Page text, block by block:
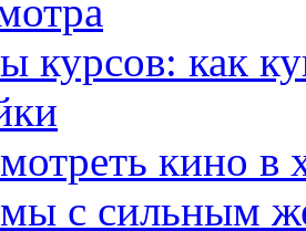
курсов: как
кино в
с сильным